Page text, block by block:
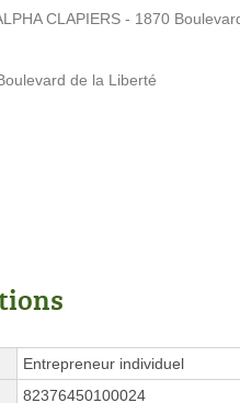
CLAPIERS - 1870
de la Liberté
Entrepreneur individuel
82376450100024